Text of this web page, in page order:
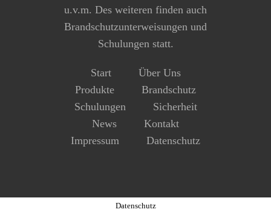
u.v.m. Des weiteren finden auch
Brandschutzunterweisungen und
Schulungen statt.
Start
Über Uns
Produkte
Brandschutz
Schulungen
Sicherheit
News
Kontakt
Impressum
Datenschutz
Diese Website verwendet Cookies, um Ihnen das beste Website-
ZUSTIMMEN ABLEHNEN